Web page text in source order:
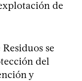
de
se
del
y